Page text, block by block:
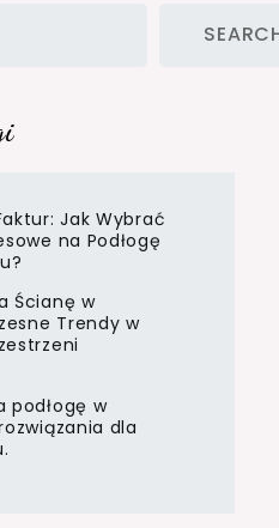
Jak Wybrać
na Podłogę
Ścianę w
Trendy w
podłogę w
dla